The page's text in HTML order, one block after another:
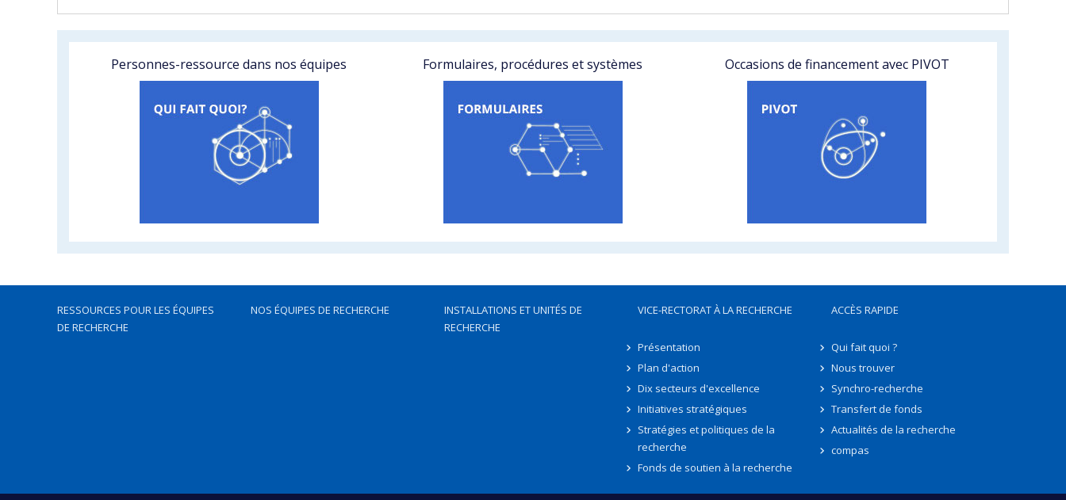
Personnes-ressource dans nos équipes Formulaires, procédures et systèmes Occasions de financement avec PIVOT
RESSOURCES POUR LES ÉQUIPES
DE RECHERCHE
NOS ÉQUIPES DE RECHERCHE
INSTALLATIONS ET UNITÉS DE
RECHERCHE
VICE-RECTORAT À LA RECHERCHE
Présentation
Plan d'action
Dix secteurs d'excellence
Initiatives stratégiques
Stratégies et politiques de la
recherche
Fonds de soutien à la recherche
ACCÈS RAPIDE
Qui fait quoi ?
Nous trouver
Synchro-recherche
Transfert de fonds
Actualités de la recherche
compas